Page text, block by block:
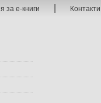
за е-книги | Контакти